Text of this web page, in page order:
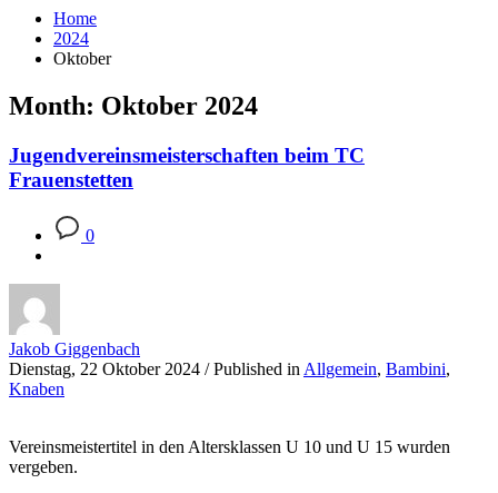
Home
2024
Oktober
Month: Oktober 2024
Jugendvereinsmeisterschaften beim TC
Frauenstetten
0
Jakob Giggenbach
Dienstag, 22 Oktober 2024 / Published in Allgemein, Bambini,
Knaben
Vereinsmeistertitel in den Altersklassen U 10 und U 15 wurden
vergeben.